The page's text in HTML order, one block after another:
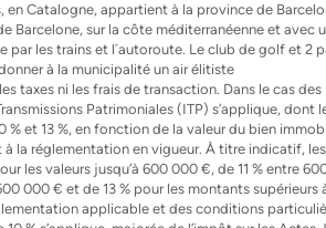
en Catalogne, appartient à la province de
Barcelone, sur la côte méditerranéenne et avec
par les trains et l´autoroute. Le club de golf et 2
à la municipalité un air élitiste
taxes ni les frais de transaction. Dans le cas
Patrimoniales (ITP) s’applique, dont
% et 13 %, en fonction de la valeur du bien
à la réglementation en vigueur. À titre indicatif,
les valeurs jusqu’à 600 000 €, de 11 % entre
000 € et de 13 % pour les montants
applicable et des conditions